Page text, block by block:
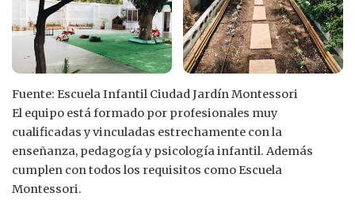
Fuente: Escuela Infantil Ciudad Jardín Montessori
El equipo está formado por profesionales muy
cualificadas y vinculadas estrechamente con la
enseñanza, pedagogía y psicología infantil. Además
cumplen con todos los requisitos como Escuela
Montessori.